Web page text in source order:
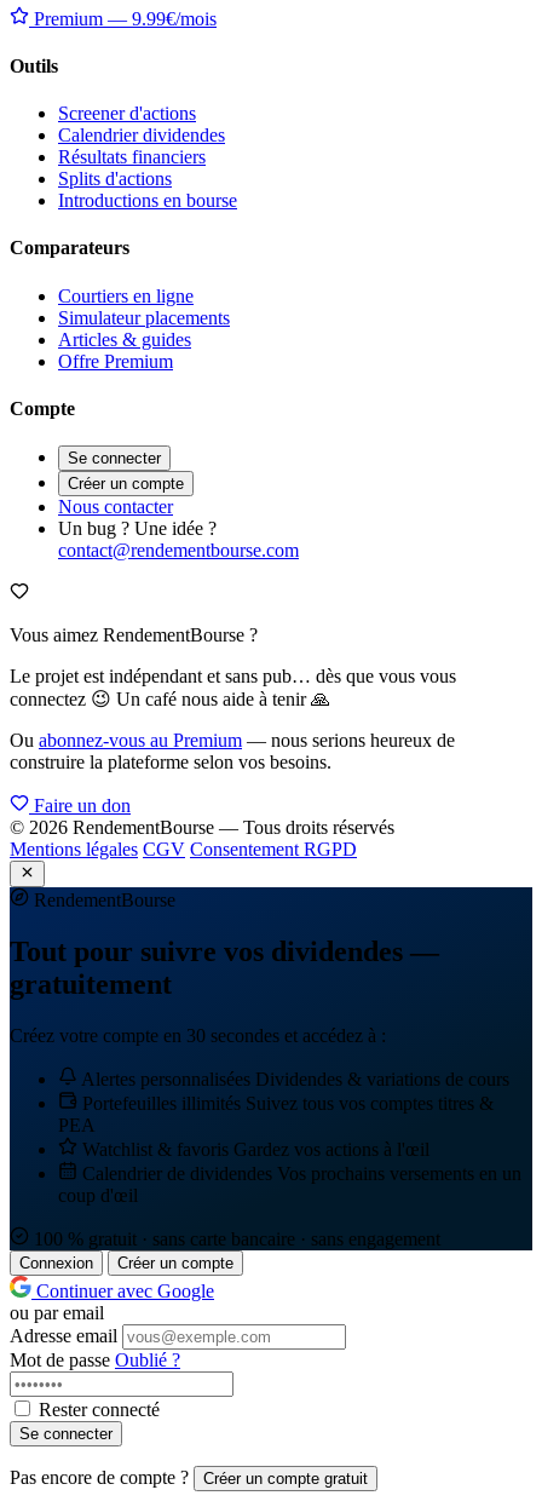
Premium — 9.99€/mois
Outils
Screener d'actions
Calendrier dividendes
Résultats financiers
Splits d'actions
Introductions en bourse
Comparateurs
Courtiers en ligne
Simulateur placements
Articles & guides
Offre Premium
Compte
Se connecter
Créer un compte
Nous contacter
Un bug ? Une idée ?
contact@rendementbourse.com
Vous aimez RendementBourse ?
Le projet est indépendant et sans pub… dès que vous vous
connectez 😉 Un café nous aide à tenir 🙏
Ou abonnez-vous au Premium — nous serions heureux de
construire la plateforme selon vos besoins.
Faire un don
© 2026 RendementBourse — Tous droits réservés
Mentions légales CGV Consentement RGPD
RendementBourse
Tout pour suivre vos dividendes —
gratuitement
Créez votre compte en 30 secondes et accédez à :
Alertes personnalisées Dividendes & variations de cours
Portefeuilles illimités Suivez tous vos comptes titres &
PEA
Watchlist & favoris Gardez vos actions à l'œil
Calendrier de dividendes Vos prochains versements en un
coup d'œil
100 % gratuit · sans carte bancaire · sans engagement
Connexion Créer un compte
Continuer avec Google
ou par email
Adresse email
Mot de passe Oublié ?
Rester connecté
Se connecter
Pas encore de compte ? Créer un compte gratuit